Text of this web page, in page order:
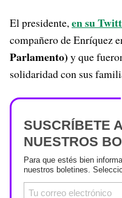
El presidente,en su
compañero de Enríquez
Parlamento) y que
solidaridad con sus
SUSCRÍBETE
NUESTROS
Para que estés bien
nuestros boletines.